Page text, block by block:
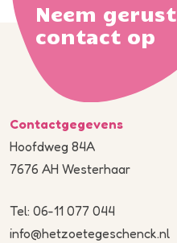
Neem gerust
contact op
Contactgegevens
Hoofdweg 84A
7676 AH Westerhaar
Tel: 06-11 077 044
info@hetzoetegeschenck.nl